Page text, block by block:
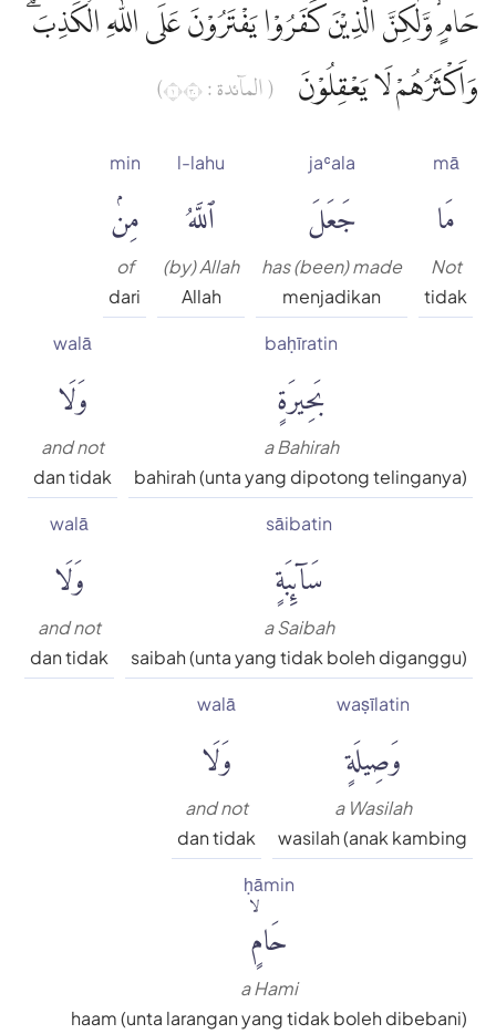
حَامٍ ۙوَّلٰكِنَّ الَّذِيْنَ كَفَرُوْا يَفْتَرُوْنَ عَلَى اللّٰهِ الْكَذِبَۗ
وَاَكْثَرُهُمْ لَا يَعْقِلُوْنَ
( الماۤئدة : ١٠٣)
mā
مَا
Not
tidak
jaʿala
جَعَلَ
has (been) made
menjadikan
l-lahu
ٱللَّهُ
(by) Allah
Allah
min
مِنۢ
of
dari
baḥīratin
بَحِيرَةٍ
a Bahirah
bahirah (unta yang dipotong telinganya)
walā
وَلَا
and not
dan tidak
sāibatin
سَآئِبَةٍ
a Saibah
saibah (unta yang tidak boleh diganggu)
walā
وَلَا
and not
dan tidak
waṣīlatin
وَصِيلَةٍ
a Wasilah
wasilah (anak kambing
walā
وَلَا
and not
dan tidak
ḥāmin
حَامٍۙ
a Hami
haam (unta larangan yang tidak boleh dibebani)